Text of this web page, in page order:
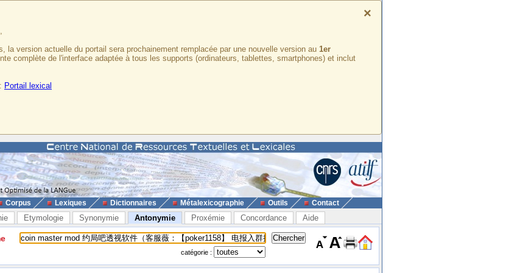
×
la version actuelle du portail sera prochainement remplacée par une nouvelle version au 1er
complète de l'interface adaptée à tous les supports (ordinateurs, tablettes, smartphones) et inclut
Portail lexical
Corpus Lexiques Dictionnaires Métalexicographie Outils Contact
Etymologie Synonymie Antonymie Proxémie Concordance Aide
catégorie :